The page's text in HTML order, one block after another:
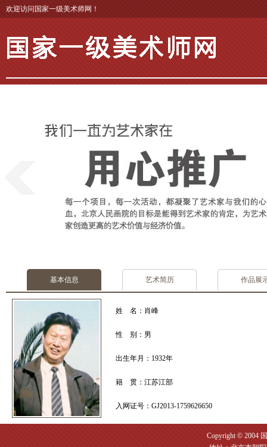
欢迎访问国家一级美术师网！
基本信息 艺术简历 作品展
姓 名：肖峰
性 别：男
出生年月：1932年
籍 贯：江苏江部
入网证号：GJ2013-1759626650
Copyright © 2004